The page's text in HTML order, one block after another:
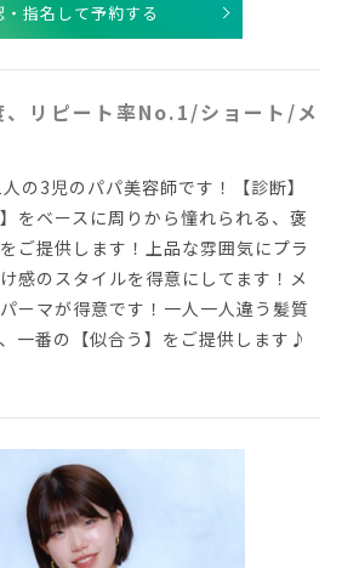
指名して予約する
、リピート率No.1/ショート/メ
の3児のパパ美容師です！【診断】
をベースに周りから憧れられる、褒
ご提供します！上品な雰囲気にプラ
感のスタイルを得意にしてます！メ
ーマが得意です！一人一人違う髪質
一番の【似合う】をご提供します♪